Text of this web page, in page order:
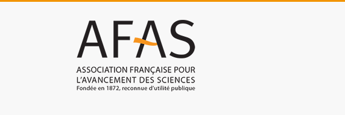
Association
française
pour